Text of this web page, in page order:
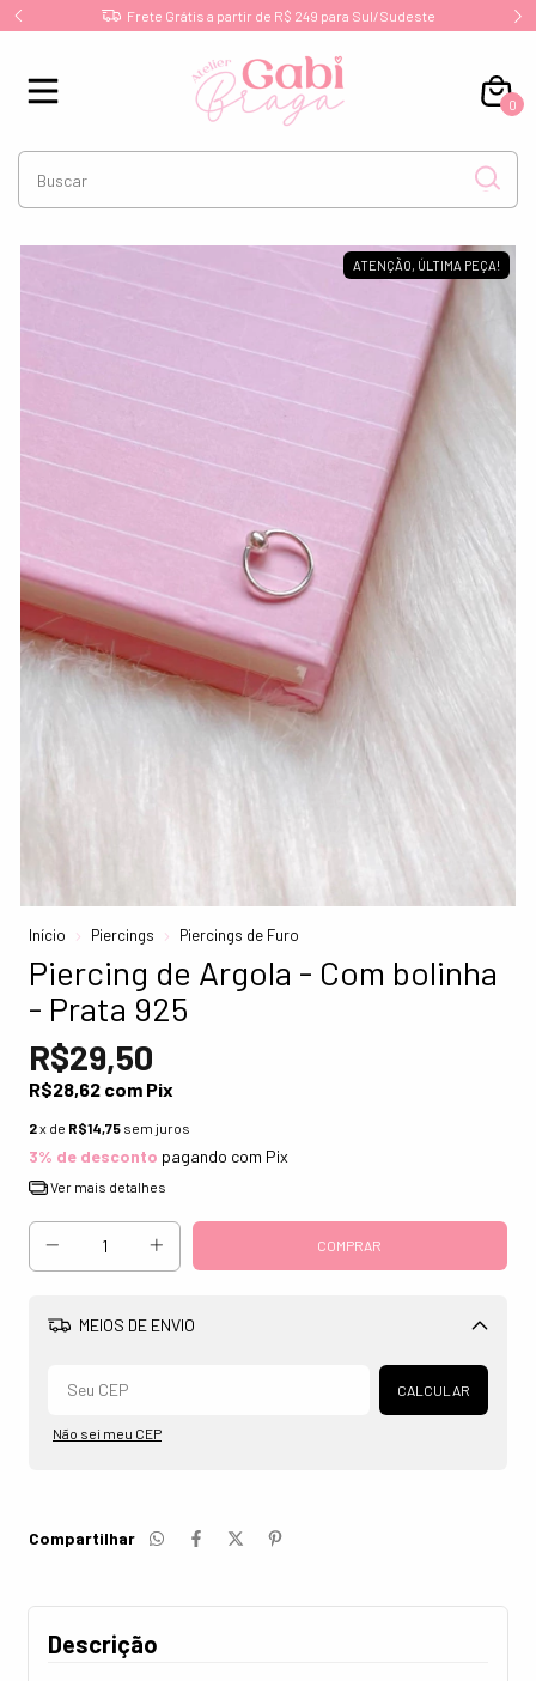
Frete Grátis a partir de R$ 249 para Sul/Sudeste
0
ATENÇÃO, ÚLTIMA PEÇA!
Início Piercings Piercings de Furo
Piercing de Argola - Com bolinha
- Prata 925
R$29,50
R$28,62 com Pix
2x de R$14,75 sem juros
3% de desconto pagando com Pix
Ver mais detalhes
MEIOS DE ENVIO
Alterar CEP
CALCULAR
Não sei meu CEP
Compartilhar
Descrição